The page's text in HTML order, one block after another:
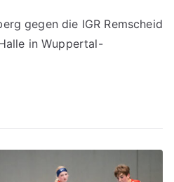
gegen die IGR Remscheid
in Wuppertal-